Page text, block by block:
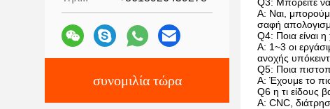
συνομιλία τώρα
Α: Ναι,
σαφή
Q4: Ποια είναι
Α: 1~3 οι
ανοχής
Q5: Ποια
Α: Έχουμε το
Q6 η τι είδους
Α: CNC,